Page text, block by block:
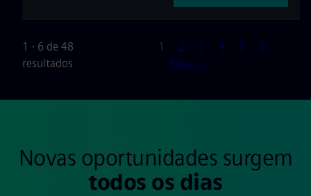
1 - 6 de 48
resultados
Página
1 2 3 4 5
6
Próx >>
Novas oportunidades surgem
todos os dias